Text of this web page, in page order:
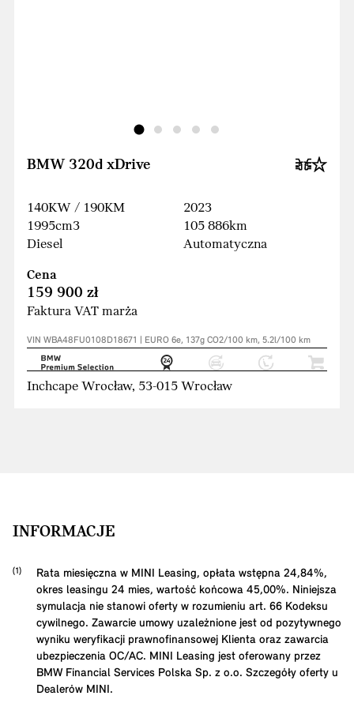
BMW 320d xDrive
140KW / 190KM
1995cm3
Diesel
2023
105 886km
Automatyczna
Cena
159 900 zł
Faktura VAT marża
VIN WBA48FU0108D18671 | EURO 6e, 137g CO2/100 km, 5.2l/100 km
Inchcape Wrocław, 53-015 Wrocław
INFORMACJE
Rata miesięczna w MINI Leasing, opłata wstępna 24,84%,
okres leasingu 24 mies, wartość końcowa 45,00%. Niniejsza
symulacja nie stanowi oferty w rozumieniu art. 66 Kodeksu
cywilnego. Zawarcie umowy uzależnione jest od pozytywnego
wyniku weryfikacji prawnofinansowej Klienta oraz zawarcia
ubezpieczenia OC/AC. MINI Leasing jest oferowany przez
BMW Financial Services Polska Sp. z o.o. Szczegóły oferty u
Dealerów MINI.